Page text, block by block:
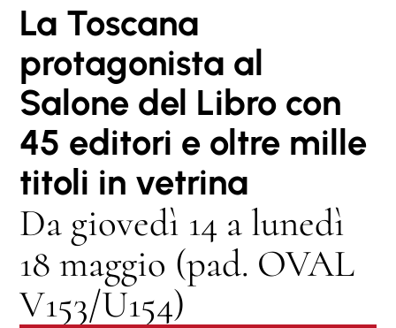
La Toscana
protagonista al
Salone del Libro con
45 editori e oltre mille
titoli in vetrina
Da giovedì 14 a lunedì
18 maggio (pad. OVAL
V153/U154)